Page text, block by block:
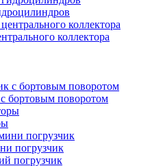
коллектора
бортовым поворотом
погрузчик